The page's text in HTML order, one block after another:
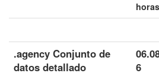
horas
.agency Conjunto de
datos detallado
6